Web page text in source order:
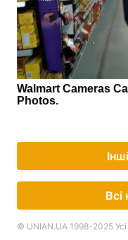
Всі
© UNIAN.UA 1998-2025